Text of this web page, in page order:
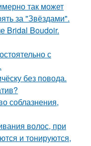
так может
за "Звёздами".
Bridal Boudoir.
с
без повода.
соблазнения,
волос, при
и тонируются,